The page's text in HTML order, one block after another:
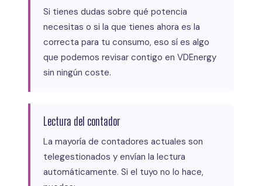
Si tienes dudas sobre qué potencia
necesitas o si la que tienes ahora es la
correcta para tu consumo, eso sí es algo
que podemos revisar contigo en VDEnergy
sin ningún coste.
Lectura del contador
La mayoría de contadores actuales son
telegestionados y envían la lectura
automáticamente. Si el tuyo no lo hace,